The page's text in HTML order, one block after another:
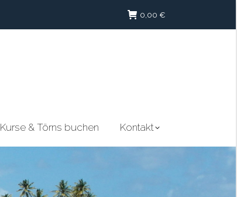
0,00 €
Kurse & Törns buchen Kontakt
Kontakt